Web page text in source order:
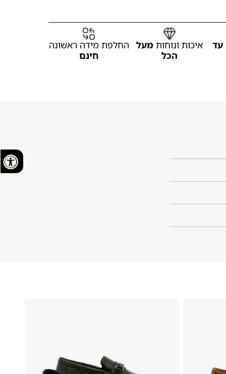
עד איכות ונוחות מעל
הכל
החלפת מידה ראשונה
חינם